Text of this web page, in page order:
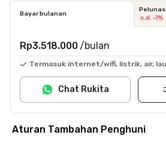
Bayar bulanan
s.d. -7%
Rp3.518.000 /bulan
Termasuk internet/wifi, listrik, air,
Chat Rukita
Aturan Tambahan Penghuni